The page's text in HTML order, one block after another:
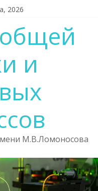
2026
и
М.В.Ломоносова